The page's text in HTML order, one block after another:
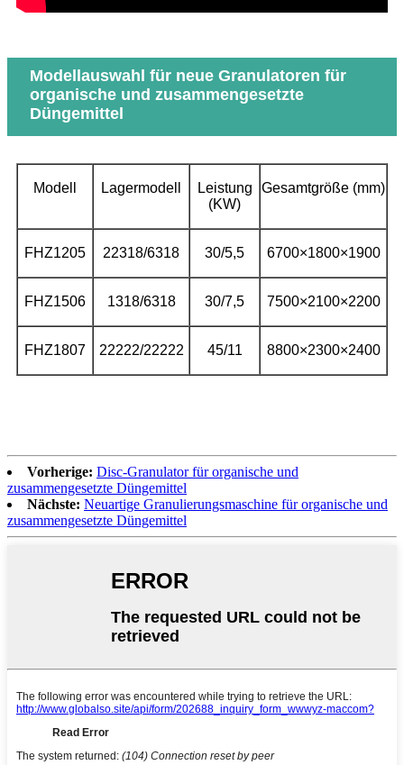
Modellauswahl für neue Granulatoren für
organische und zusammengesetzte
Düngemittel
Modell Lagermodell
Leistung
(KW)
Gesamtgröße (mm)
FHZ1205 22318/6318 30/5,5 6700×1800×1900
FHZ1506 1318/6318 30/7,5 7500×2100×2200
FHZ1807 22222/22222 45/11 8800×2300×2400
Vorherige: Disc-Granulator für organische und
zusammengesetzte Düngemittel
Nächste: Neuartige Granulierungsmaschine für organische und
zusammengesetzte Düngemittel